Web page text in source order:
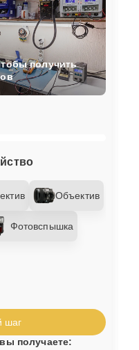
Объектив
Фотовспышка
получить
шаг
получаете: